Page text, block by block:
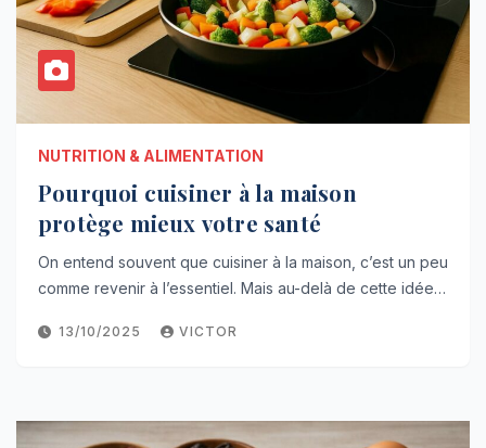
NUTRITION & ALIMENTATION
Pourquoi cuisiner à la maison
protège mieux votre santé
On entend souvent que cuisiner à la maison, c’est un peu
comme revenir à l’essentiel. Mais au-delà de cette idée…
13/10/2025 VICTOR